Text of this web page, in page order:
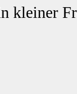
kleiner